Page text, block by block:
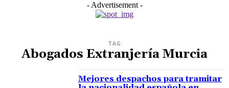
- Advertisement -
TAG
Abogados Extranjería Murcia
Mejores despachos para tramitar